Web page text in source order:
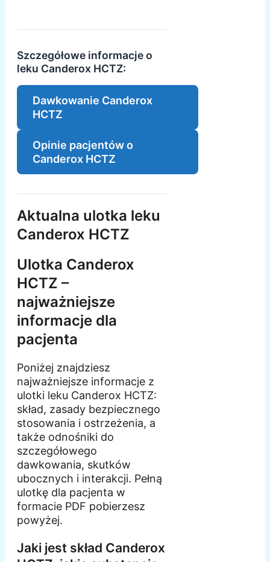
Szczegółowe informacje o
leku Canderox HCTZ:
Dawkowanie Canderox
HCTZ
Opinie pacjentów o
Canderox HCTZ
Aktualna ulotka leku
Canderox HCTZ
Ulotka Canderox
HCTZ –
najważniejsze
informacje dla
pacjenta
Poniżej znajdziesz
najważniejsze informacje z
ulotki leku Canderox HCTZ:
skład, zasady bezpiecznego
stosowania i ostrzeżenia, a
także odnośniki do
szczegółowego
dawkowania, skutków
ubocznych i interakcji. Pełną
ulotkę dla pacjenta w
formacie PDF pobierzesz
powyżej.
Jaki jest skład Canderox